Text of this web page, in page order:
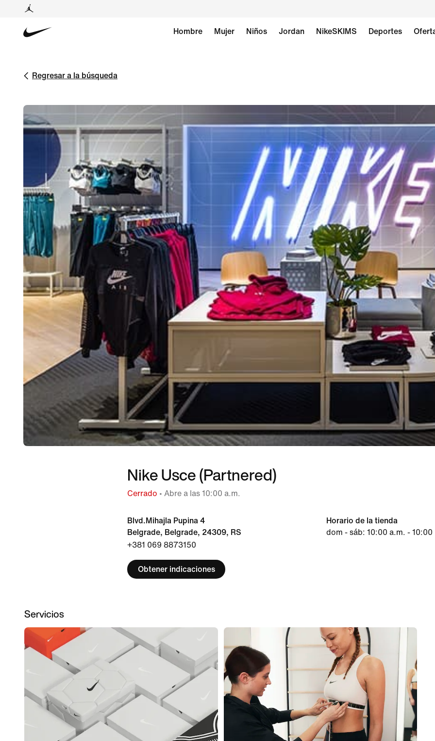
Hombre Mujer Niños Jordan NikeSKIMS Deportes
Regresar a la búsqueda
Nike Usce (Partnered)
Cerrado • Abre a las 10:00 a.m.
Blvd.Mihajla Pupina 4
Belgrade, Belgrade, 24309, RS
+381 069 8873150
Obtener indicaciones
Horario de la tienda
dom - sáb: 10:00 a.m. - 10:00
Servicios